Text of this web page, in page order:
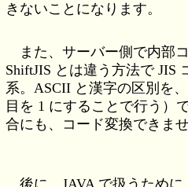
きないことになります。
また、サーバー側で内部
ShiftJIS とは違う方法で JIS
系。ASCII と漢字の区別を
目を 1 にすることで行う）
合にも、コード変換できませ
後に、JAVA で扱うため